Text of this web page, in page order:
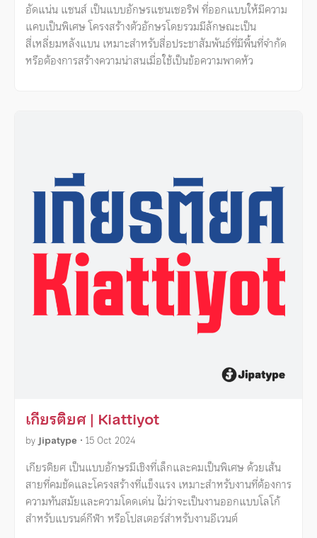
อัดแน่น แซนส์ เป็นแบบอักษรแซนเซอริฟ ที่ออกแบบให้มีความ
แคบเป็นพิเศษ โครงสร้างตัวอักษรโดยรวมมีลักษณะเป็น
สี่เหลี่ยมหลังแบน เหมาะสำหรับสื่อประชาสัมพันธ์ที่มีพื้นที่จำกัด
หรือต้องการสร้างความน่าสนเมื่อใช้เป็นข้อความพาดหัว
เกียรติยศ | Kiattiyot
byJipatype • 15 Oct 2024
เกียรติยศ เป็นแบบอักษรมีเชิงที่เล็กและคมเป็นพิเศษ ด้วยเส้น
สายที่คมชัดและโครงสร้างที่แข็งแรง เหมาะสำหรับงานที่ต้องการ
ความทันสมัยและความโดดเด่น ไม่ว่าจะเป็นงานออกแบบโลโก้
สำหรับแบรนด์กีฬา หรือโปสเตอร์สำหรับงานอีเวนต์